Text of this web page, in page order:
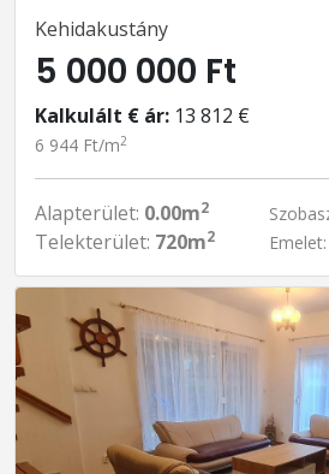
Kehidakustány
5 000 000 Ft
Kalkulált € ár: 13 812 €
6 944 Ft/m2
Alapterület: 0.00m2
Telekterület: 720m2
Emelet: